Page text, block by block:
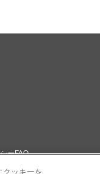
ーFAQ
ッキーを